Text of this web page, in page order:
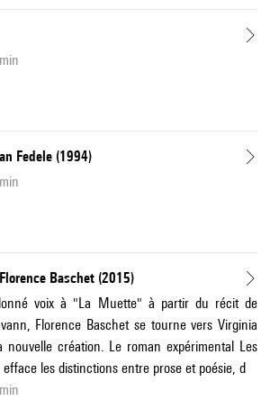
Fedele (1994)
Baschet (2015)
voix à "La Muette" à partir du récit de
Florence Baschet se tourne vers Virginia
nouvelle création. Le roman expérimental Les
efface les distinctions entre prose et poésie, d